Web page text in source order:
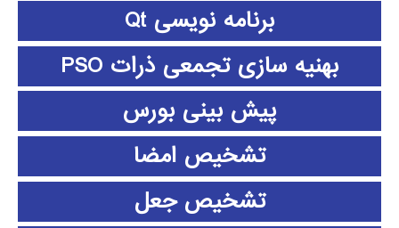
برنامه نویسی Qt
بهنیه سازی تجمعی ذرات PSO
پیش بینی بورس
تشخیص امضا
تشخیص جعل